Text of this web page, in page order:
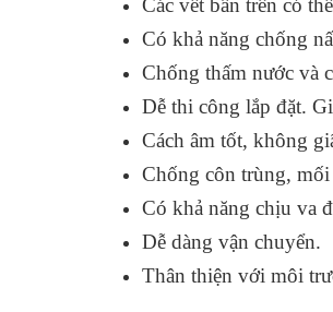
Có khả năng chống
Chống thấm nước và
Dễ thi công lắp đặt.
Cách âm tốt, không
Chống côn trùng,
Có khả năng chịu va
Dễ dàng vận chuyển.
Thân thiện với môi